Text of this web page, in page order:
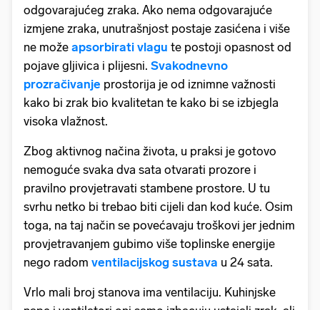
odgovarajućeg zraka. Ako nema odgovarajuće
izmjene zraka, unutrašnjost postaje zasićena i više
ne može apsorbirati vlagu te postoji opasnost od
pojave gljivica i plijesni. Svakodnevno
prozračivanje prostorija je od iznimne važnosti
kako bi zrak bio kvalitetan te kako bi se izbjegla
visoka vlažnost.
Zbog aktivnog načina života, u praksi je gotovo
nemoguće svaka dva sata otvarati prozore i
pravilno provjetravati stambene prostore. U tu
svrhu netko bi trebao biti cijeli dan kod kuće. Osim
toga, na taj način se povećavaju troškovi jer jednim
provjetravanjem gubimo više toplinske energije
nego radom ventilacijskog sustava u 24 sata.
Vrlo mali broj stanova ima ventilaciju. Kuhinjske